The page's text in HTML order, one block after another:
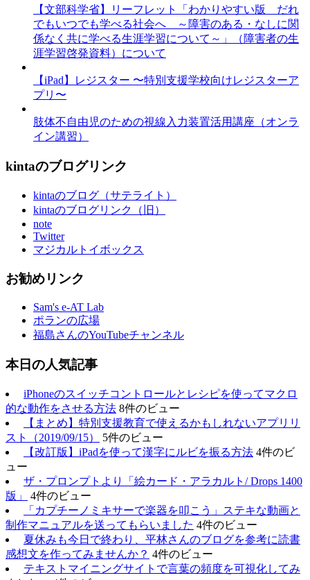
【文部科学省】リーフレット「わかりやすい版 だれ
でもいつでも学べる社会へ ～障害のある・なしに関
係なく共に学べる生涯学習について～」（障害者の生
涯学習啓発資料）について
【iPad】レジスター 〜特別支援学校向けレジスターア
プリ〜
肢体不自由児のための視線入力装置活用講座（オンラ
イン講習）
kintaのブログリンク
kintaのブログ（サテライト）
kintaのブログリンク（旧）
note
Twitter
マジカルトイボックス
お勧めリンク
Sam's e-AT Lab
ポランの広場
福島さんのYouTubeチャンネル
本日の人気記事
iPhoneのスイッチコントロールとレシピを使ってマクロ
的な動作をさせる方法 8件のビュー
【まとめ】特別支援教育で使えるかもしれないアプリリ
スト（2019/09/15）
5件のビュー
【改訂版】iPadを使って漢字にルビを振る方法 4件のビ
ュー
ザ・プロンプトより「絵カード・アラカルト/ Drops 1400
版」
4件のビュー
「カプチーノミキサーで楽器を叩こう」ステキな動画と
制作マニュアルを送ってもらいました 4件のビュー
夏休みも今日で終わり、平林さんのブログを参考に読書
感想文を作ってみませんか？ 4件のビュー
テキストマイニングサイトで言葉の頻度を可視化してみ